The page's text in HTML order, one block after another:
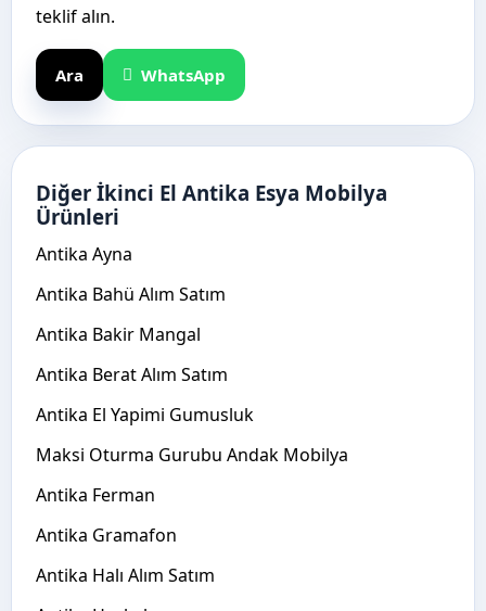
teklif alın.
Ara WhatsApp
Diğer İkinci El Antika Esya Mobilya
Ürünleri
Antika Ayna
Antika Bahü Alım Satım
Antika Bakir Mangal
Antika Berat Alım Satım
Antika El Yapimi Gumusluk
Maksi Oturma Gurubu Andak Mobilya
Antika Ferman
Antika Gramafon
Antika Halı Alım Satım